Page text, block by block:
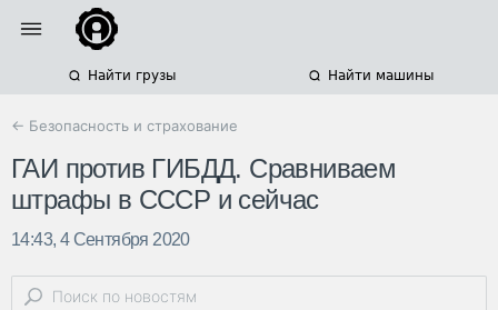
Найти грузы Найти машины
← Безопасность и страхование
ГАИ против ГИБДД. Cравниваем
штрафы в СССР и сейчас
14:43, 4 Сентября 2020